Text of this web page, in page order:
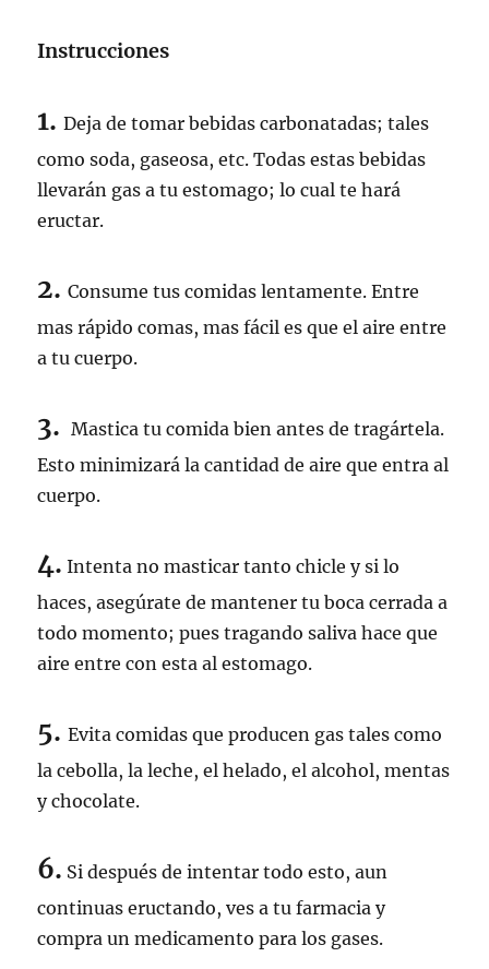
Instrucciones
1.Deja de tomar bebidas carbonatadas; tales
como soda, gaseosa, etc. Todas estas bebidas
llevarán gas a tu estomago; lo cual te hará
eructar.
2.Consume tus comidas lentamente. Entre
mas rápido comas, mas fácil es que el aire entre
a tu cuerpo.
3. Mastica tu comida bien antes de tragártela.
Esto minimizará la cantidad de aire que entra al
cuerpo.
4. Intenta no masticar tanto chicle y si lo
haces, asegúrate de mantener tu boca cerrada a
todo momento; pues tragando saliva hace que
aire entre con esta al estomago.
5.Evita comidas que producen gas tales como
la cebolla, la leche, el helado, el alcohol, mentas
y chocolate.
6. Si después de intentar todo esto, aun
continuas eructando, ves a tu farmacia y
compra un medicamento para los gases.